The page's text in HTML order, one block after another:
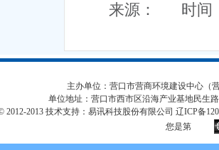
来源： 时间
主办单位：营口市营商环境建设中心（
单位地址：营口市西市区沿海产业基地民生
2012-2013 技术支持：易讯科技股份有限公司 辽ICP备
您是第